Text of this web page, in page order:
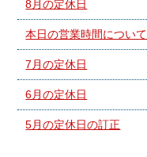
8月の定休日
本日の営業時間について
7月の定休日
6月の定休日
5月の定休日の訂正